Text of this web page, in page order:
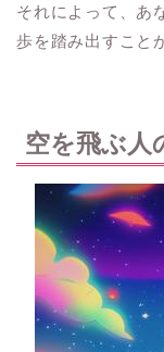
それによって、あ
歩を踏み出すこと
空を飛ぶ人